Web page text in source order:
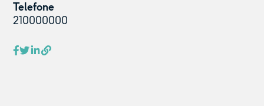
Telefone
210000000